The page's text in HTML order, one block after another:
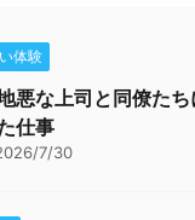
体験
悪な上司と同僚た
仕事
7/30